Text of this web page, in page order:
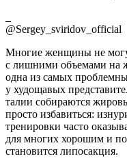
@Sergey_sviridov_official
Многие женщины не
с лишними объемами на
одна из самых
у худощавых
талии собираются
просто избавиться:
тренировки часто
для многих хорошим и
становится липосакция.